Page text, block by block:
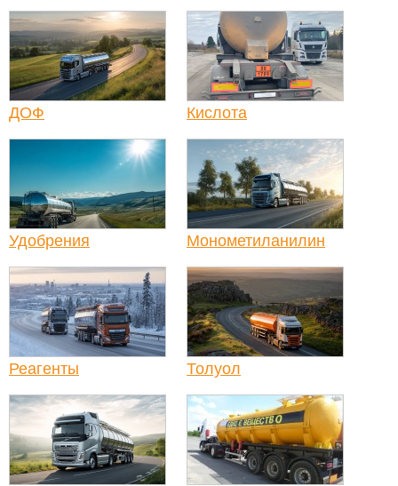
ДОФ Кислота
Удобрения Монометиланилин
Реагенты Толуол